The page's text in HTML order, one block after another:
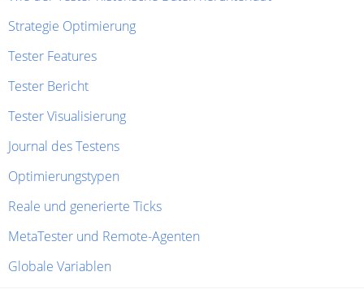
Strategie Optimierung
Tester Features
Tester Bericht
Tester Visualisierung
Journal des Testens
Optimierungstypen
Reale und generierte Ticks
MetaTester und Remote-Agenten
Globale Variablen